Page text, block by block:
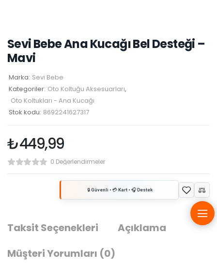
Sevi Bebe Ana Kucağı Bel Desteği –
Mavi
Marka: Sevi Bebe
Kategoriler: Oto Koltuğu Aksesuarları,
Oto Koltukları - Ana Kucağı
Stok kodu: 8692241627317
₺449,99
0 Değerlendirmeler
Taksit Seçenekleri
Açıklama
Müşteri Yorumları (0)